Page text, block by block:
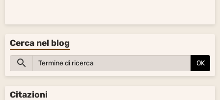
Cerca nel blog
OK
Citazioni